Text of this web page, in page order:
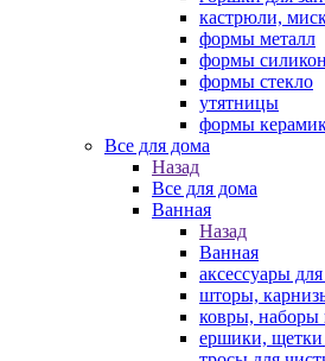
кастрюли,
формы металл
формы силикон
формы стекло
утятницы
формы
Все для дома
Назад
Все для дома
Ванная
Назад
Ванная
аксессуары
шторы,
ковры, наборы
ершики, щетки